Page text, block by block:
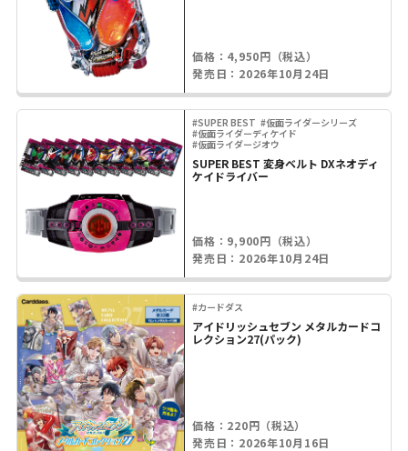
価格：4,950円（税込）
発売日：2026年10月24日
#SUPER BEST #仮面ライダーシリーズ
#仮面ライダーディケイド
#仮面ライダージオウ
SUPER BEST 変身ベルト DXネオディ
ケイドライバー
価格：9,900円（税込）
発売日：2026年10月24日
#カードダス
アイドリッシュセブン メタルカードコ
レクション27(パック)
価格：220円（税込）
発売日：2026年10月16日